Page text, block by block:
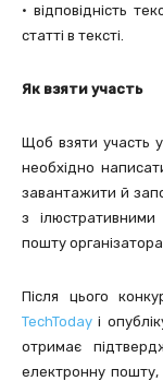
• відповідність
статті в тексті.
Як взяти участь
Щоб взяти участь
необхідно
завантажити й
з
пошту
Після цього
TechToday і
отримає
електронну пошту,